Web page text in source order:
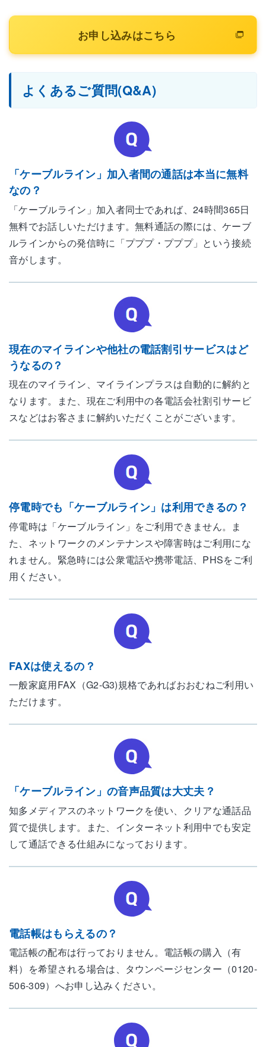
お申し込みはこちら
よくあるご質問(Q&A)
「ケーブルライン」加入者間の通話は本当に無料
なの？
「ケーブルライン」加入者同士であれば、24時間365日
無料でお話しいただけます。無料通話の際には、ケーブ
ルラインからの発信時に「プププ・プププ」という接続
音がします。
現在のマイラインや他社の電話割引サービスはど
うなるの？
現在のマイライン、マイラインプラスは自動的に解約と
なります。また、現在ご利用中の各電話会社割引サービ
スなどはお客さまに解約いただくことがございます。
停電時でも「ケーブルライン」は利用できるの？
停電時は「ケーブルライン」をご利用できません。ま
た、ネットワークのメンテナンスや障害時はご利用にな
れません。緊急時には公衆電話や携帯電話、PHSをご利
用ください。
FAXは使えるの？
一般家庭用FAX（G2-G3)規格であればおおむねご利用い
ただけます。
「ケーブルライン」の音声品質は大丈夫？
知多メディアスのネットワークを使い、クリアな通話品
質で提供します。また、インターネット利用中でも安定
して通話できる仕組みになっております。
電話帳はもらえるの？
電話帳の配布は行っておりません。電話帳の購入（有
料）を希望される場合は、タウンページセンター（0120-
506-309）へお申し込みください。